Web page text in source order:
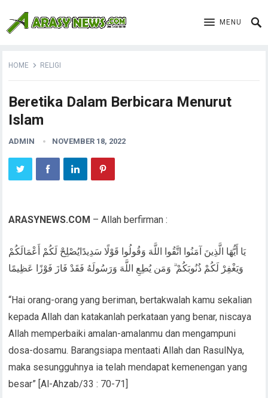
MENU
HOME RELIGI
Beretika Dalam Berbicara Menurut
Islam
ADMIN NOVEMBER 18, 2022
ARASYNEWS.COM – Allah berfirman :
يَا أَيُّهَا الَّذِينَ آمَنُوا اتَّقُوا اللَّهَ وَقُولُوا قَوْلًا سَدِيدًايُصْلِحْ لَكُمْ أَعْمَالَكُمْ
وَيَغْفِرْ لَكُمْ ذُنُوبَكُمْ ۗ وَمَن يُطِعِ اللَّهَ وَرَسُولَهُ فَقَدْ فَازَ فَوْزًا عَظِيمًا
“Hai orang-orang yang beriman, bertakwalah kamu sekalian
kepada Allah dan katakanlah perkataan yang benar, niscaya
Allah memperbaiki amalan-amalanmu dan mengampuni
dosa-dosamu. Barangsiapa mentaati Allah dan RasulNya,
maka sesungguhnya ia telah mendapat kemenengan yang
besar” [Al-Ahzab/33 : 70-71]